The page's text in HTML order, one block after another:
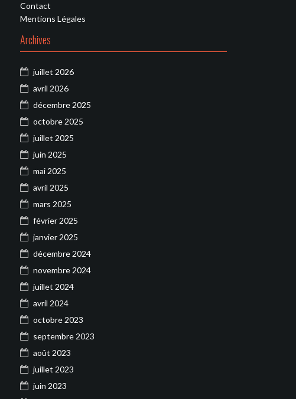
Contact
Mentions Légales
Archives
juillet 2026
avril 2026
décembre 2025
octobre 2025
juillet 2025
juin 2025
mai 2025
avril 2025
mars 2025
février 2025
janvier 2025
décembre 2024
novembre 2024
juillet 2024
avril 2024
octobre 2023
septembre 2023
août 2023
juillet 2023
juin 2023